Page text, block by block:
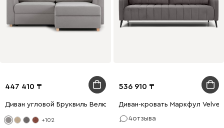
447 410
Диван угловой Бруквиль Велюр Светло-серый
+102
536 910
Диван-кровать Маркфул
4отзыва